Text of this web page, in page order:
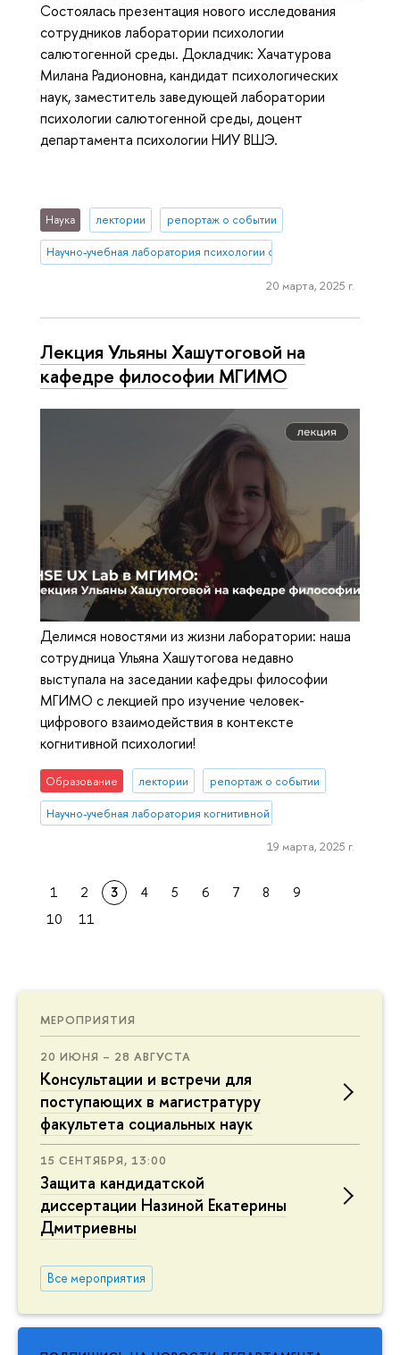
МЕРОПРИЯТИЯ
20 ИЮНЯ – 28 АВГУСТА
Консультации и встречи для
поступающих в магистратуру
факультета социальных наук
15 СЕНТЯБРЯ, 13:00
Защита кандидатской
диссертации Назиной Екатерины
Дмитриевны
Все мероприятия
Состоялась презентация нового исследования
сотрудников лаборатории психологии
салютогенной среды. Докладчик: Хачатурова
Милана Радионовна, кандидат психологических
наук, заместитель заведующей лаборатории
психологии салютогенной среды, доцент
департамента психологии НИУ ВШЭ.
Наука лектории репортаж о событии
Научно-учебная лаборатория психологии салютогенной среды
20 марта, 2025 г.
Лекция Ульяны Хашутоговой на
кафедре философии МГИМО
Делимся новостями из жизни лаборатории: наша
сотрудница Ульяна Хашутогова недавно
выступала на заседании кафедры философии
МГИМО с лекцией про изучение человек-
цифрового взаимодействия в контексте
когнитивной психологии!
Образование лектории репортаж о событии
Научно-учебная лаборатория когнитивной психологии
19 марта, 2025 г.
1 2 3 4 5 6 7 8
9
10
11